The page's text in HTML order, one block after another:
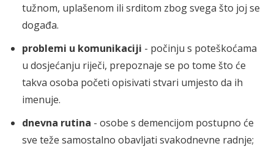
tužnom, uplašenom ili srditom zbog svega što joj se
događa.
problemi u komunikaciji - počinju s poteškoćama
u dosjećanju riječi, prepoznaje se po tome što će
takva osoba početi opisivati stvari umjesto da ih
imenuje.
dnevna rutina - osobe s demencijom postupno će
sve teže samostalno obavljati svakodnevne radnje;